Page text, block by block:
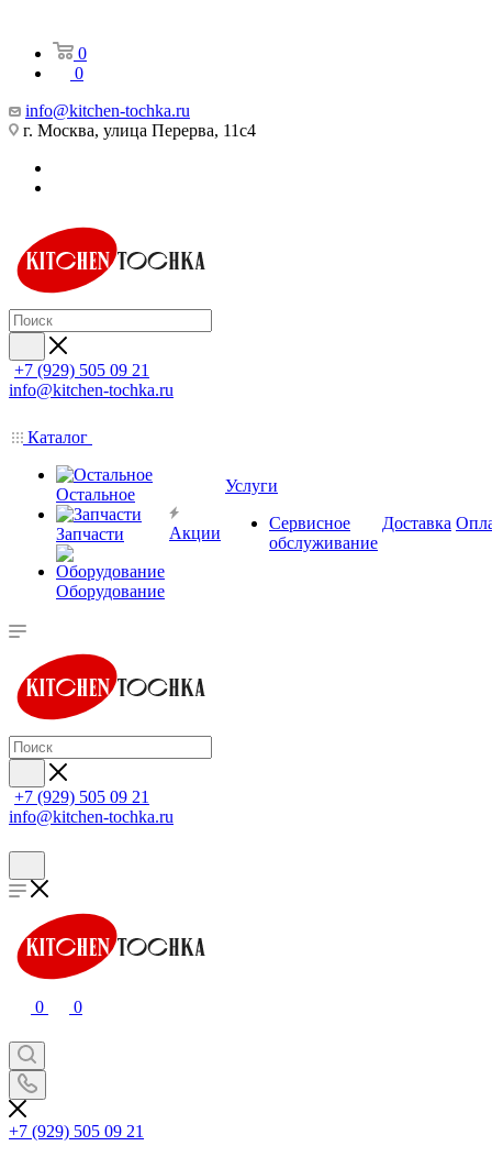
0
0
info@kitchen-tochka.ru
г. Москва, улица Перерва, 11с4
+7 (929) 505 09 21
info@kitchen-tochka.ru
Каталог
Остальное
Запчасти
Оборудование
Акции
Услуги
Сервисное
обслуживание
Доставка
+7 (929) 505 09 21
info@kitchen-tochka.ru
0 0
+7 (929) 505 09 21